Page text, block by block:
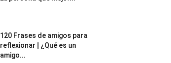
120 Frases de amigos para
reflexionar | ¿Qué es un
amigo...